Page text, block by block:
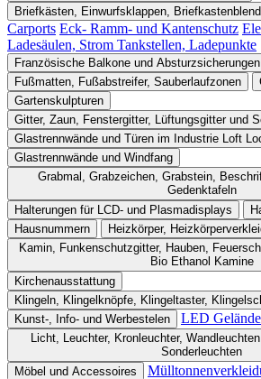
Briefkästen, Einwurfsklappen,
Carports Eck- Ramm- und Kantenschutz
Ladesäulen, Strom Tankstellen, Ladepunkte
Französische Balkone und Absturzsicherungen
Fußmatten, Fußabstreifer, Sauberlaufzonen
Gartenskulpturen
Gitter, Zaun, Fenstergitter, Lüftungsgitter und
Glastrennwände und Türen im Industrie Loft
Glastrennwände und Windfang
Grabmal, Grabzeichen, Grabstein,
Gedenktafeln
Halterungen für LCD- und Plasmadisplays
Hausnummern
Heizkörper,
Kamin, Funkenschutzgitter, Hauben,
Bio Ethanol Kamine
Kirchenausstattung
Klingeln, Klingelknöpfe, Klingeltaster,
Kunst-, Info- und Werbestelen
LED
Licht, Leuchter, Kronleuchter,
Sonderleuchten
Möbel und Accessoires